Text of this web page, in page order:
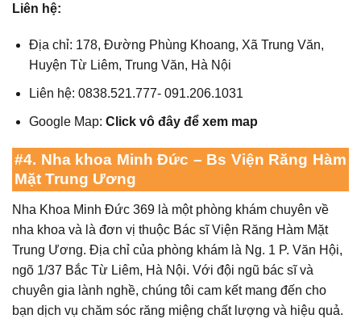
Liên hệ:
Địa chỉ: 178, Đường Phùng Khoang, Xã Trung Văn,
Huyện Từ Liêm, Trung Văn, Hà Nội
Liên hệ: 0838.521.777- 091.206.1031
Google Map: Click vô đây để xem map
#4. Nha khoa Minh Đức – Bs Viện Răng Hàm
Mặt Trung Ương
Nha Khoa Minh Đức 369 là một phòng khám chuyên về
nha khoa và là đơn vị thuộc Bác sĩ Viện Răng Hàm Mặt
Trung Ương. Địa chỉ của phòng khám là Ng. 1 P. Văn Hội,
ngõ 1/37 Bắc Từ Liêm, Hà Nội. Với đội ngũ bác sĩ và
chuyên gia lành nghề, chúng tôi cam kết mang đến cho
bạn dịch vụ chăm sóc răng miệng chất lượng và hiệu quả.